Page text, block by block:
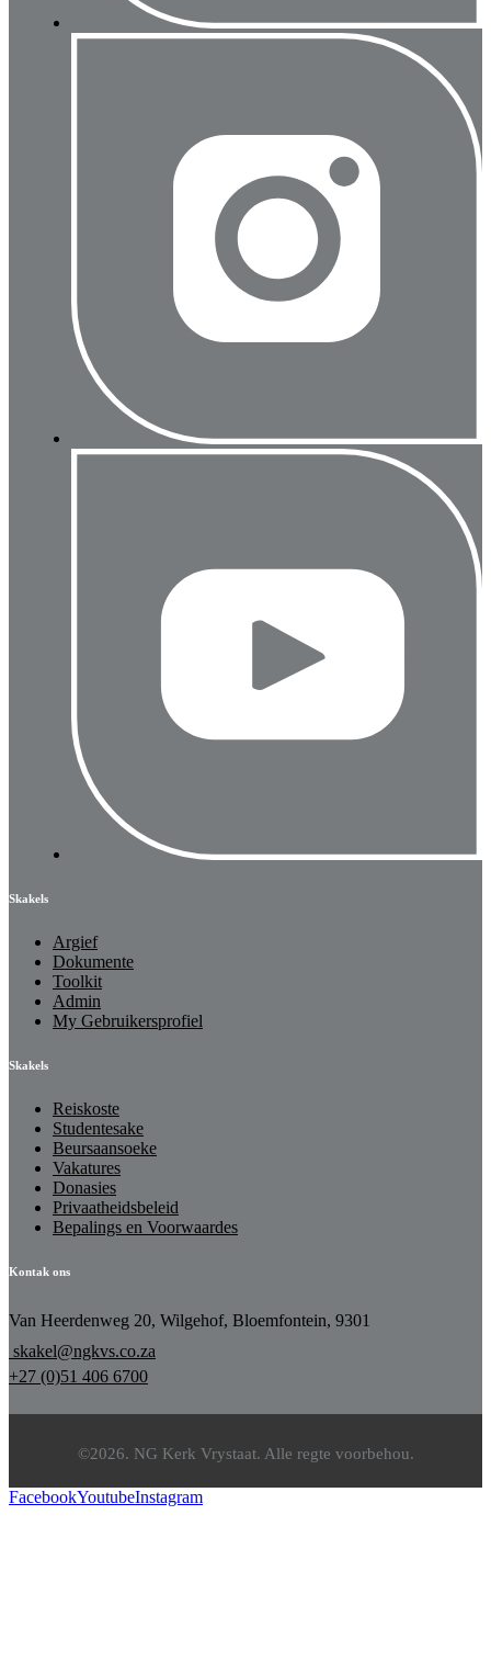
Skakels
Argief
Dokumente
Toolkit
Admin
My Gebruikersprofiel
Skakels
Reiskoste
Studentesake
Beursaansoeke
Vakatures
Donasies
Privaatheidsbeleid
Bepalings en Voorwaardes
Kontak ons
Van Heerdenweg 20, Wilgehof, Bloemfontein, 9301
skakel@ngkvs.co.za
+27 (0)51 406 6700
©2026. NG Kerk Vrystaat. Alle regte voorbehou.
FacebookYoutubeInstagram